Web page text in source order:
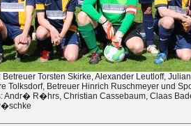
Betreuer Torsten Skirke, Alexander Leutloff,
Tolksdorf, Betreuer Hinrich Ruschmeyer und
Andr� R�hrs, Christian Cassebaum, Claas